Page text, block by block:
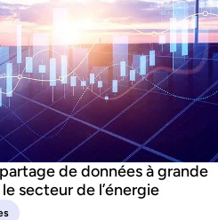
de données à grande
secteur de l’énergie